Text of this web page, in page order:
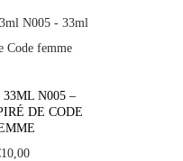
33ML N005 –
DE CODE
10,00